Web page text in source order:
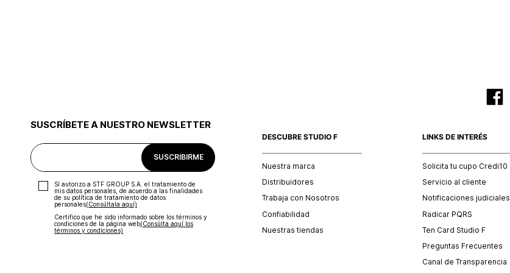
SUSCRÍBETE A NUESTRO NEWSLETTER
SUSCRIBIRME
Sí autorizo a STF GROUP S.A. el tratamiento de
mis datos personales, de acuerdo a las finalidades
de su política de tratamiento de datos
personales‎(Consúltala aquí)
Certifico que he sido informado sobre los términos y
condiciones de la página web‎(Consúlta aquí los
términos y condiciones)
DESCUBRE STUDIO F
Nuestra marca
Distribuidores
Trabaja con Nosotros
Confiabilidad
Nuestras tiendas
LINKS DE INTERÉS
Solicita tu cupo Credi10
Servicio al cliente
Notificaciones judiciales
Radicar PQRS
Ten Card Studio F
Preguntas Frecuentes
Canal de Transparencia